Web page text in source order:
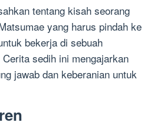
tentang kisah seorang
yang harus pindah ke
bekerja di sebuah
sedih ini mengajarkan
jawab dan keberanian untuk